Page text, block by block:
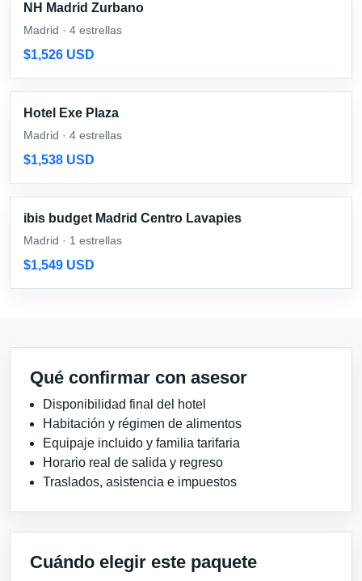
NH Madrid Zurbano
Madrid · 4 estrellas
$1,526 USD
Hotel Exe Plaza
Madrid · 4 estrellas
$1,538 USD
ibis budget Madrid Centro Lavapies
Madrid · 1 estrellas
$1,549 USD
Qué confirmar con asesor
Disponibilidad final del hotel
Habitación y régimen de alimentos
Equipaje incluido y familia tarifaria
Horario real de salida y regreso
Traslados, asistencia e impuestos
Cuándo elegir este paquete